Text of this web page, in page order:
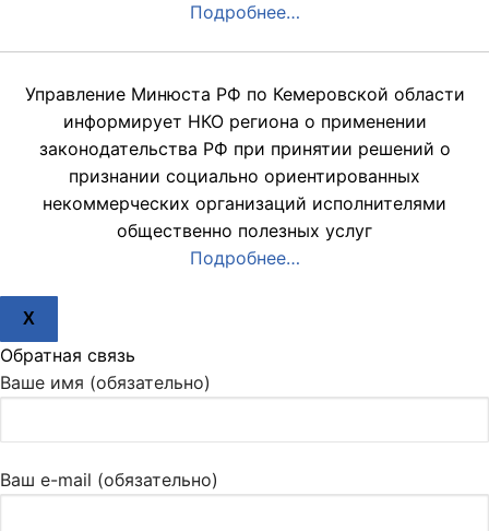
Подробнее…
Управление Минюста РФ по Кемеровской области
информирует НКО региона о применении
законодательства РФ при принятии решений о
признании социально ориентированных
некоммерческих организаций исполнителями
общественно полезных услуг
Подробнее…
X
Обратная связь
Ваше имя (обязательно)
Ваш e-mail (обязательно)